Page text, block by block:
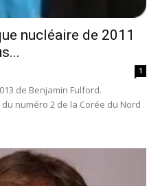
nucléaire de 2011
1
de Benjamin Fulford.
numéro 2 de la Corée du Nord